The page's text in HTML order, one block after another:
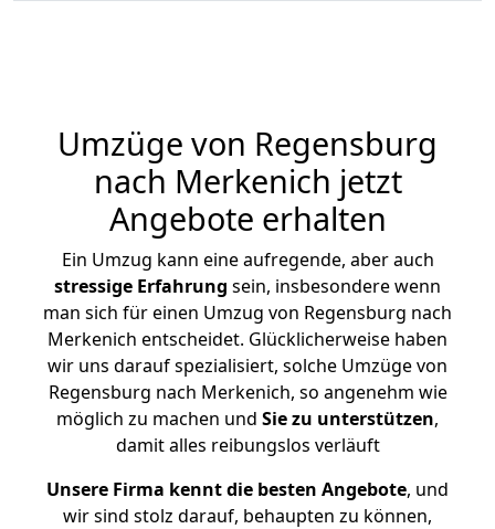
Umzüge von Regensburg
nach Merkenich jetzt
Angebote erhalten
Ein Umzug kann eine aufregende, aber auch
stressige Erfahrung sein, insbesondere wenn
man sich für einen Umzug von Regensburg nach
Merkenich entscheidet. Glücklicherweise haben
wir uns darauf spezialisiert, solche Umzüge von
Regensburg nach Merkenich, so angenehm wie
möglich zu machen und Sie zu unterstützen,
damit alles reibungslos verläuft
Unsere Firma kennt die besten Angebote, und
wir sind stolz darauf, behaupten zu können,